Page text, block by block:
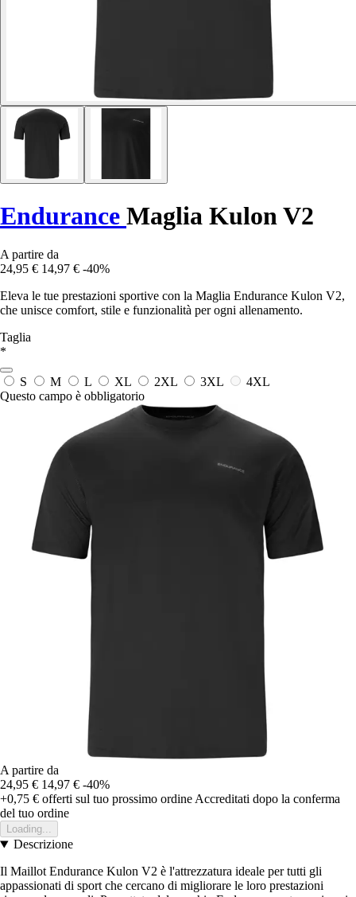
Endurance Maglia Kulon V2
A partire da
24,95 € 14,97 € -40%
Eleva le tue prestazioni sportive con la Maglia Endurance Kulon V2,
che unisce comfort, stile e funzionalità per ogni allenamento.
Taglia
*
S M L XL 2XL 3XL
4XL
Questo campo è obbligatorio
A partire da
24,95 € 14,97 € -40%
+0,75 € offerti sul tuo prossimo ordine Accreditati dopo la conferma
del tuo ordine
Loading...
Descrizione
Il Maillot Endurance Kulon V2 è l'attrezzatura ideale per tutti gli
appassionati di sport che cercano di migliorare le loro prestazioni